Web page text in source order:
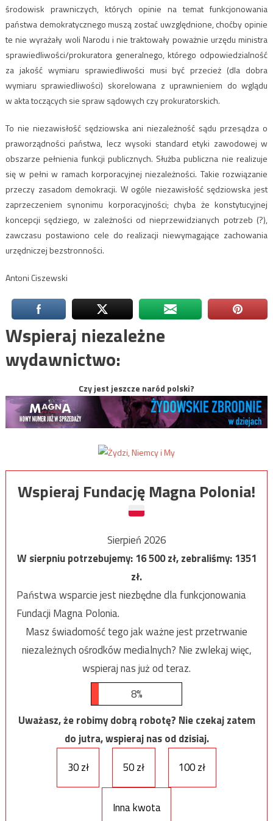
środowisk prawniczych, których opinie na temat funkcjonowania
państwa demokratycznego muszą zostać uwzględnione, choćby opinie
te nie wyrażały woli Narodu i nie traktowały poważnie urzędu ministra
sprawiedliwości/prokuratora generalnego, którego odpowiedzialność
za jakość wymiaru sprawiedliwości musi być przecież (dla dobra
wymiaru sprawiedliwości) skorelowana z uprawnieniem do wglądu
w akta toczących sie spraw sądowych czy prokuratorskich.
To nie niezawisłość sędziowska ani niezależność sądu przesądza o
praworządności państwa, lecz wysoki standard etyki zawodowej w
obszarze pełnienia funkcji publicznych. Służba publiczna nie realizuje
się w pełni w ramach korporacyjnej niezależności. Takie rozwiązanie
przeczy zasadom demokracji. W ogóle niezawisłość sędziowska jest
zaprzeczeniem synonimu korporacyjności; chyba że konstytucyjnej
koncepcji sędziego, w zależności od nieprzewidzianych potrzeb (?),
zawczasu postawiono cele do realizacji niewymagające zachowania
urzędniczej bezstronności.
Antoni Ciszewski
Wspieraj niezależne
wydawnictwo:
Czy jest jeszcze naród polski?
Wspieraj Fundację Magna Polonia!
Sierpień 2026
W sierpniu potrzebujemy:16 500zł, zebraliśmy:1351
zł.
Państwa wsparcie jest niezbędne dla funkcjonowania
Fundacji Magna Polonia.
Masz świadomość tego jak ważne jest przetrwanie
niezależnych ośrodków medialnych? Nie zwlekaj więc,
wspieraj nas już od teraz.
8%
Uważasz, że robimy dobrą robotę? Nie czekaj zatem
do jutra, wspieraj nas od dzisiaj.
30 zł
50 zł 100 zł
Inna kwota